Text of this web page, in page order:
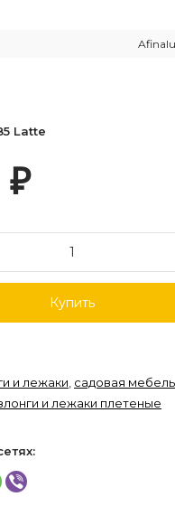
Latte
₽
Купить
и лежаки, садовая мебель
и лежаки плетеные